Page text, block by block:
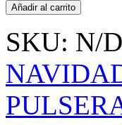
Añadir al carrito
SKU: N/D